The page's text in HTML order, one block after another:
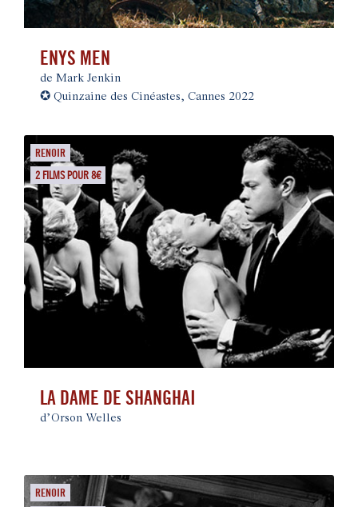
ENYS MEN
de Mark Jenkin
✪ Quinzaine des Cinéastes, Cannes 2022
RENOIR
2 FILMS POUR 8€
LA DAME DE SHANGHAI
d’Orson Welles
RENOIR